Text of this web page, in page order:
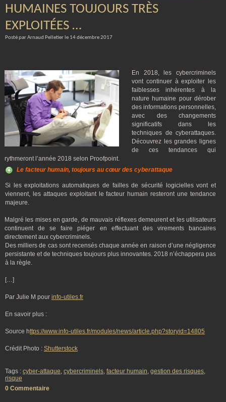
HUMAINES TOUJOURS TRÈS
EXPLOITÉES …
Posté par Arnaud Pelletier le 14 décembre 2017
En 2018, les cybercriminels
vont continuer à exploiter les
faiblesses inhérentes à la
nature humaine pour dérober
des informations personnelles,
avec des changements
significatifs dans les
techniques de cyberattaques.
Découvrez les grandes lignes
de ces tendances qui
rythmeront l’année 2018 selon Proofpoint.
Le facteur humain, toujours au cœur des cyberattaque
Si les exploitations automatiques de failles de sécurité logicielles vont et
viennent, les attaques exploitant le facteur humain resteront une tendance
majeure.
Malgré les mises en garde, de mauvais réflexes demeurent et les utilisateurs
continuent de se faire piéger en effectuant des virements bancaires
directement aux cybercriminels.
Des milliers de cas sont recensés chaque année en raison d’une négligence
persistante et de techniques toujours plus innovantes. 2018 n’échappera pas
à la règle.
[…]
Par Julie M pour info-utiles.fr
En savoir plus :
Source https://www.info-utiles.fr/modules/news/article.php?storyid=14805
Crédit Photo : Shutterstock
Tags : cyber-attaque, cybercriminels, facteur humain, gestion des risques,
risque
0 Commentaire